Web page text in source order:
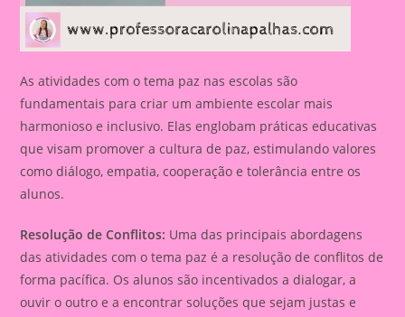
As atividades com o tema paz nas escolas são
fundamentais para criar um ambiente escolar mais
harmonioso e inclusivo. Elas englobam práticas educativas
que visam promover a cultura de paz, estimulando valores
como diálogo, empatia, cooperação e tolerância entre os
alunos.
Resolução de Conflitos: Uma das principais abordagens
das atividades com o tema paz é a resolução de conflitos de
forma pacífica. Os alunos são incentivados a dialogar, a
ouvir o outro e a encontrar soluções que sejam justas e